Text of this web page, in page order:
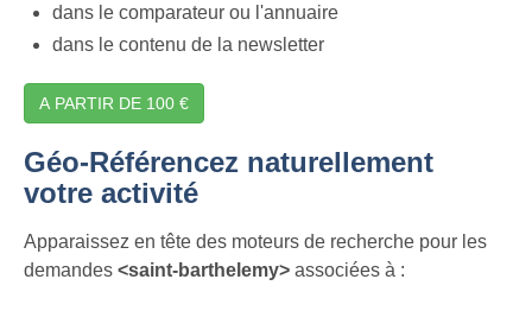
dans le comparateur ou l'annuaire
dans le contenu de la newsletter
A PARTIR DE 100 €
Géo-Référencez naturellement
votre activité
Apparaissez en tête des moteurs de recherche pour les
demandes <saint-barthelemy> associées à :